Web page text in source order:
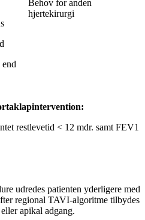
Behov for anden
hjertekirurgi
restlevetid < 12 mdr. samt FEV1
udredes patienten yderligere med
regional TAVI-algoritme tilbydes
apikal adgang.